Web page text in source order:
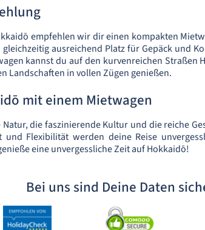
empfehlen wir dir einen kompakten
ausreichend Platz für Gepäck und
kannst du auf den kurvenreichen Straßen
Landschaften in vollen Zügen genießen.
mit einem Mietwagen
die faszinierende Kultur und die reiche
und Flexibilität werden deine Reise
eine unvergessliche Zeit auf Hokkaidō!
Bei uns sind Deine Daten